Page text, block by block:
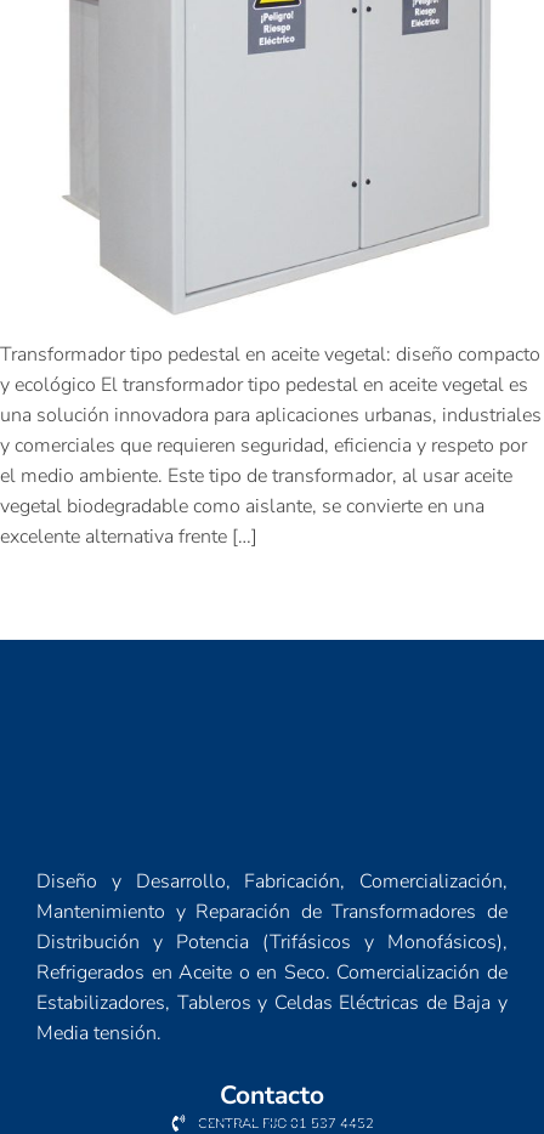
Transformador tipo pedestal en aceite vegetal: diseño compacto
y ecológico El transformador tipo pedestal en aceite vegetal es
una solución innovadora para aplicaciones urbanas, industriales
y comerciales que requieren seguridad, eficiencia y respeto por
el medio ambiente. Este tipo de transformador, al usar aceite
vegetal biodegradable como aislante, se convierte en una
excelente alternativa frente […]
Diseño y Desarrollo, Fabricación, Comercialización,
Mantenimiento y Reparación de Transformadores de
Distribución y Potencia (Trifásicos y Monofásicos),
Refrigerados en Aceite o en Seco. Comercialización de
Estabilizadores, Tableros y Celdas Eléctricas de Baja y
Media tensión.
Contacto
CENTRAL FIJO 01 537 4452